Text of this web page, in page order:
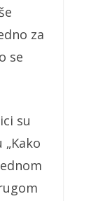
za
se
su